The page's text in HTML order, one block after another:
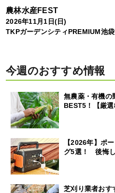
農林水産FEST
2026年11月1日(日)
TKPガーデンシティPREMIUM池
今週のおすすめ情報
無農薬・有機の
BEST5！【厳選
【2026年】ポ
グ5選！ 後悔
芝刈り業者お